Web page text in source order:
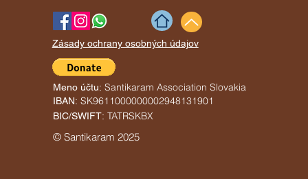
Zásady ochrany osobných údajov
Meno účtu: Santikaram Association Slovakia
IBAN: SK9611000000002948131901
BIC/SWIFT: TATRSKBX
© Santikaram 2025